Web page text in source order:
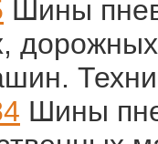
Шины
Шины